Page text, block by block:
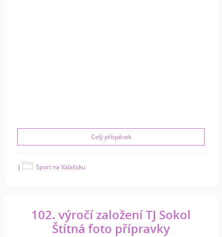
Celý příspěvek
| Sport na Valašsku
102. výročí založení TJ Sokol
Štítná foto přípravky